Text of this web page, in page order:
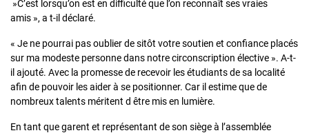
»C’est lorsqu’on est en difficulté que l’on reconnaît ses vraies
amis », a t-il déclaré.
« Je ne pourrai pas oublier de sitôt votre soutien et confiance placés
sur ma modeste personne dans notre circonscription élective ». A-t-
il ajouté. Avec la promesse de recevoir les étudiants de sa localité
afin de pouvoir les aider à se positionner. Car il estime que de
nombreux talents méritent d être mis en lumière.
En tant que garent et représentant de son siège à l’assemblée